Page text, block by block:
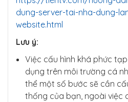
dung-server-tai-nha-dung-
website.html
Lưu ý:
Việc cấu hình khá phức
dụng trên môi trường cá
thể một số bước sẽ cần
thống của bạn, ngoài việc